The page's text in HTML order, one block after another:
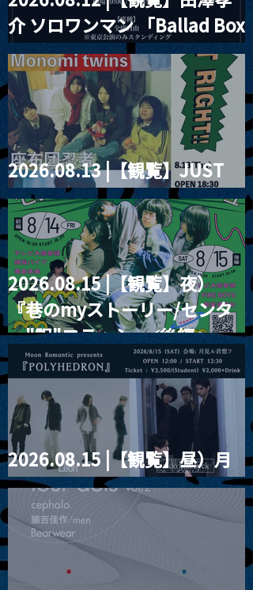
介 ソロワンマン 「Ballad Box
2026」
2026.08.13 |【観覧】JUST
RIGHT!! vol.26
2026.08.15 |【観覧】夜）
『巷のmyストーリー/センタ
ー"訳"フラッシュ⚡️後編』
2026.08.15 |【観覧】昼）月
見ルpre.『POLYHEDRON』